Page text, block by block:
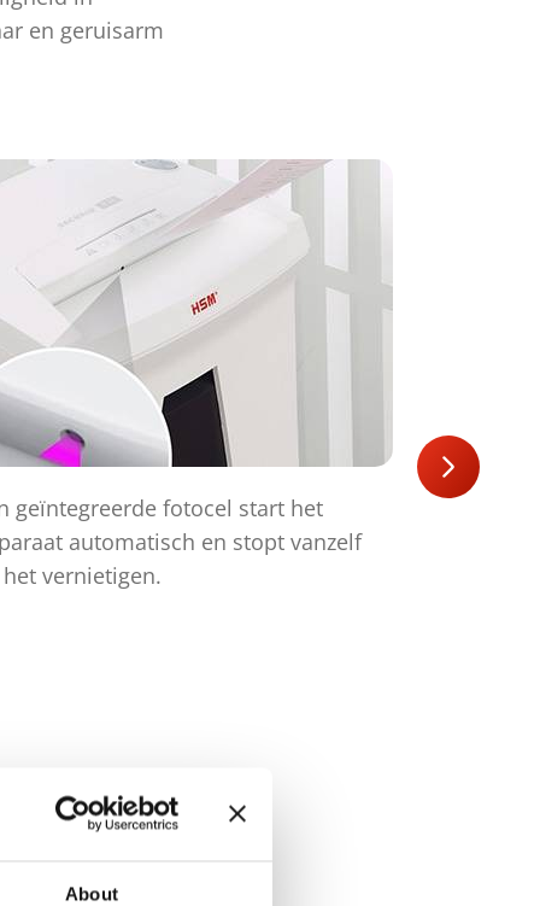
About
en geruisarm
geïntegreerde fotocel start het
automatisch en stopt vanzelf
vernietigen.